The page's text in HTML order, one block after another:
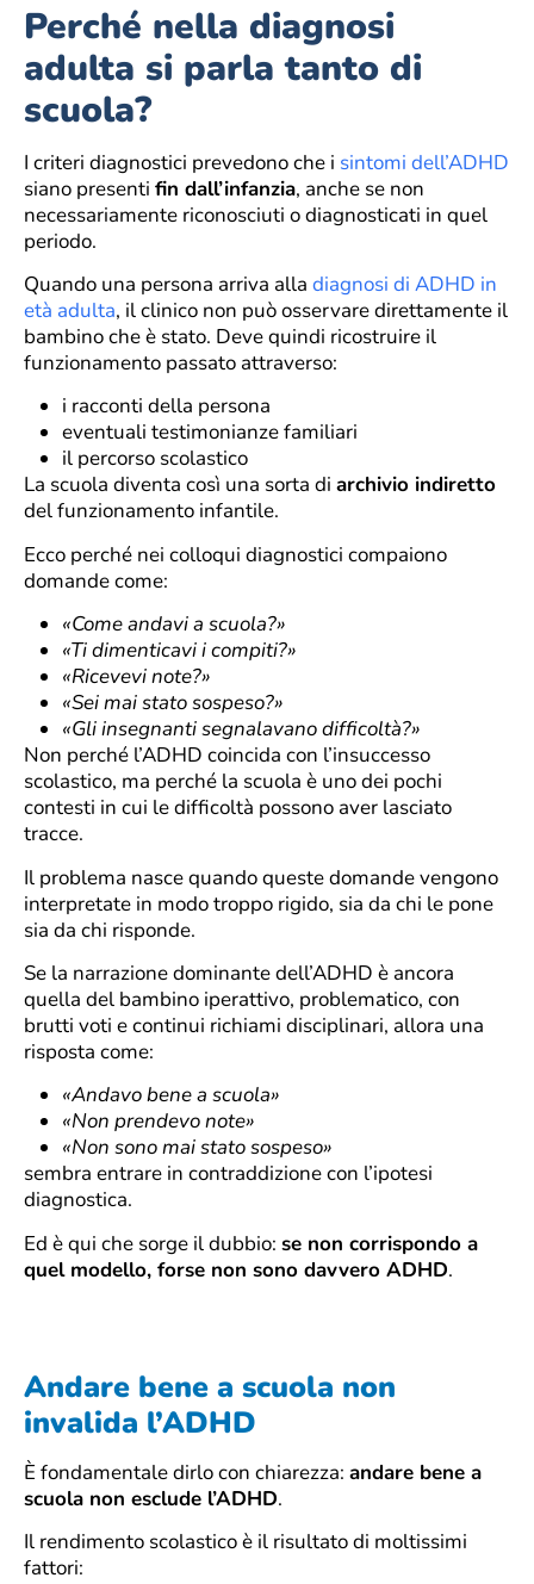
Perché nella diagnosi
adulta si parla tanto di
scuola?
I criteri diagnostici prevedono che i sintomi dell’ADHD
siano presenti fin dall’infanzia, anche se non
necessariamente riconosciuti o diagnosticati in quel
periodo.
Quando una persona arriva alla diagnosi di ADHD in
età adulta, il clinico non può osservare direttamente il
bambino che è stato. Deve quindi ricostruire il
funzionamento passato attraverso:
i racconti della persona
eventuali testimonianze familiari
il percorso scolastico
La scuola diventa così una sorta di archivio indiretto
del funzionamento infantile.
Ecco perché nei colloqui diagnostici compaiono
domande come:
«Come andavi a scuola?»
«Ti dimenticavi i compiti?»
«Ricevevi note?»
«Sei mai stato sospeso?»
«Gli insegnanti segnalavano difficoltà?»
Non perché l’ADHD coincida con l’insuccesso
scolastico, ma perché la scuola è uno dei pochi
contesti in cui le difficoltà possono aver lasciato
tracce.
Il problema nasce quando queste domande vengono
interpretate in modo troppo rigido, sia da chi le pone
sia da chi risponde.
Se la narrazione dominante dell’ADHD è ancora
quella del bambino iperattivo, problematico, con
brutti voti e continui richiami disciplinari, allora una
risposta come:
«Andavo bene a scuola»
«Non prendevo note»
«Non sono mai stato sospeso»
sembra entrare in contraddizione con l’ipotesi
diagnostica.
Ed è qui che sorge il dubbio: se non corrispondo a
quel modello, forse non sono davvero ADHD.
Andare bene a scuola non
invalida l’ADHD
È fondamentale dirlo con chiarezza: andare bene a
scuola non esclude l’ADHD.
Il rendimento scolastico è il risultato di moltissimi
fattori: